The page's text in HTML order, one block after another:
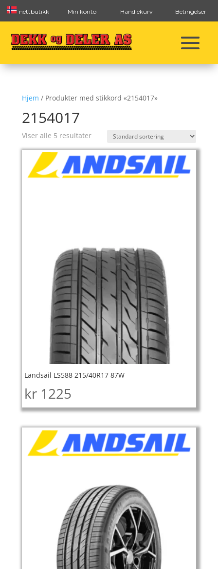
nettbutikk Min konto Handlekurv Betingelser
Hjem / Produkter med stikkord «2154017»
2154017
Viser alle 5 resultater
Landsail LS588 215/40R17 87W
kr 1225